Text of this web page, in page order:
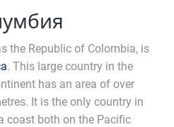
the Republic of Colombia, is
. This large country in the
has an area of over
It is the only country in
coast both on the Pacific